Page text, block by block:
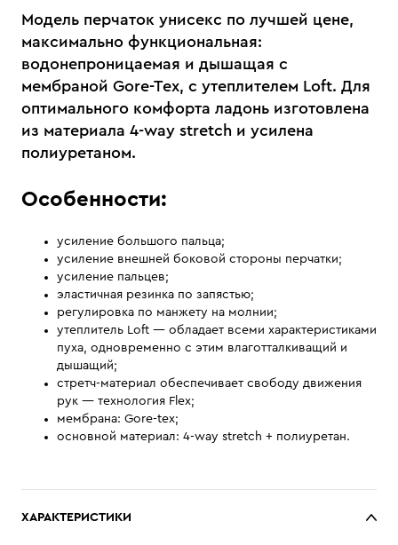
Модель перчаток унисекс по лучшей цене,
максимально функциональная:
водонепроницаемая и дышащая с
мембраной Gore-Tex, с утеплителем Loft. Для
оптимального комфорта ладонь изготовлена
из материала 4-way stretch и усилена
полиуретаном.
Особенности:
усиление большого пальца;
усиление внешней боковой стороны перчатки;
усиление пальцев;
эластичная резинка по запястью;
регулировка по манжету на молнии;
утеплитель Loft — обладает всеми характеристиками
пуха, одновременно с этим влаготталкиващий и
дышащий;
стретч-материал обеспечивает свободу движения
рук — технология Flex;
мембрана: Gore-tex;
основной материал: 4-way stretch + полиуретан.
ХАРАКТЕРИСТИКИ